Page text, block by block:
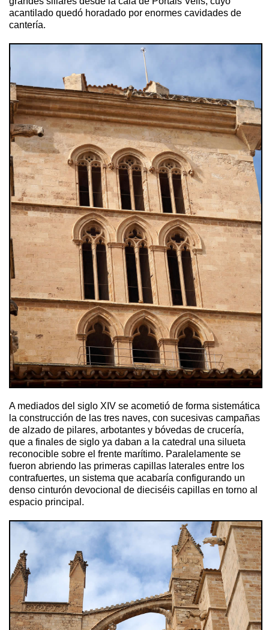
acantilado quedó horadado por enormes cavidades de
cantería.
A mediados del siglo XIV se acometió de forma sistemática
la construcción de las tres naves, con sucesivas campañas
de alzado de pilares, arbotantes y bóvedas de crucería,
que a finales de siglo ya daban a la catedral una silueta
reconocible sobre el frente marítimo. Paralelamente se
fueron abriendo las primeras capillas laterales entre los
contrafuertes, un sistema que acabaría configurando un
denso cinturón devocional de dieciséis capillas en torno al
espacio principal.